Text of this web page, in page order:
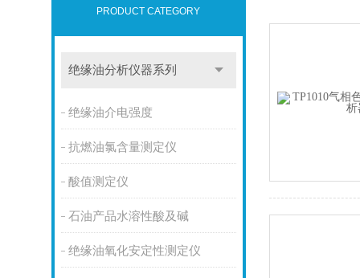
PRODUCT CATEGORY
绝缘油分析仪器系列
绝缘油介电强度
抗燃油氯含量测定仪
酸值测定仪
石油产品水溶性酸及碱
绝缘油氧化安定性测定仪